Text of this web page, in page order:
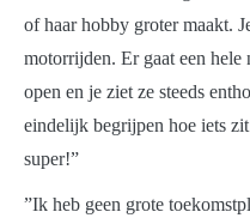
of haar hobby groter maakt.
motorrijden. Er gaat een
open en je ziet ze steeds
eindelijk begrijpen hoe iets
super!”
”Ik heb geen grote